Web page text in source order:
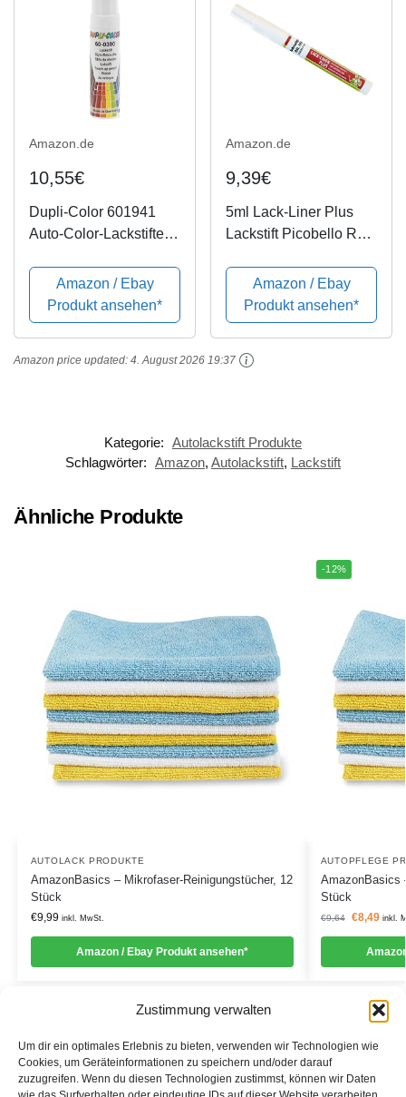
Zustimmung verwalten
Um dir ein optimales Erlebnis zu bieten, verwenden wir Technologien wie
Cookies, um Geräteinformationen zu speichern und/oder darauf
zuzugreifen. Wenn du diesen Technologien zustimmst, können wir Daten
Amazon.de
10,55€
Dupli-Color 601941
Auto-Color-Lackstifte,
60-0390
Amazon / Ebay
Produkt ansehen*
Amazon.de
9,39€
5ml Lack-Liner Plus
Lackstift Picobello RAL
Made in Germany
Amazon / Ebay
Produkt ansehen*
Amazon price updated: 4. August 2026 19:37
Kategorie: Autolackstift Produkte
Schlagwörter: Amazon, Autolackstift, Lackstift
Ähnliche Produkte
AUTOLACK PRODUKTE
AmazonBasics – Mikrofaser-Reinigungstücher, 12
Stück
€9,99 inkl. MwSt.
Amazon / Ebay Produkt ansehen*
-12%
AUTOPFLEGE
AmazonBasics
Stück
€9,64 €8,49 inkl.